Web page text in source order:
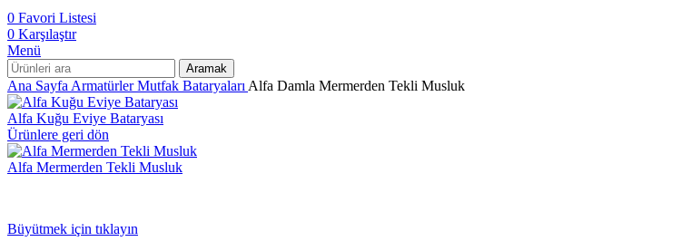
0 Favori Listesi
0 Karşılaştır
Menü
Aramak
Ana Sayfa ArmatürlerMutfak Bataryaları Alfa Damla Mermerden Tekli Musluk
Alfa Kuğu Eviye Bataryası
Ürünlere geri dön
Alfa Mermerden Tekli Musluk
Büyütmek için tıklayın